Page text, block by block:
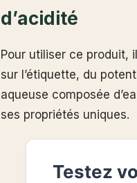
d’acidité
Pour utiliser ce produit,
sur l’étiquette, du
aqueuse composée
ses propriétés uniques.
Testez